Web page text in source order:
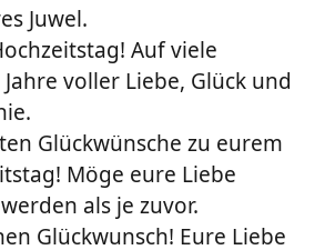
Juwel.
Auf viele
voller Liebe, Glück und
Glückwünsche zu eurem
Möge eure Liebe
als je zuvor.
Glückwunsch! Eure Liebe